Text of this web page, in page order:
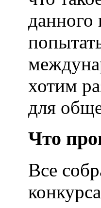
хотим
для
Что
Все